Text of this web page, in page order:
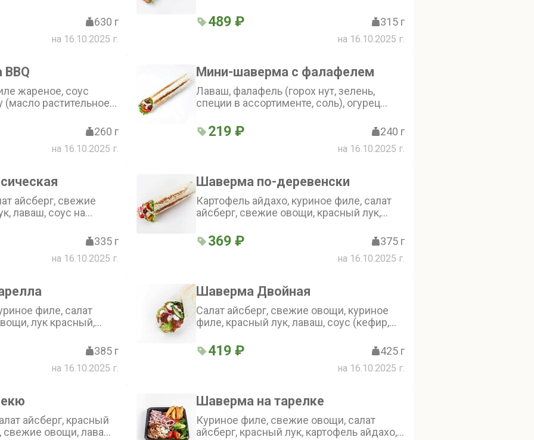
соль поваренная
молотый), соус
томатная, кетчуп,
салат на тарелку
свежий, капуста
Коул слоу (капуста
капуста
свежая,
зернистая, соль
сахар белый),
перец соленый
630 г
на 16.10.2025 г.
загустители и стабилизаторы), соус
Коктейльный (вода питьевая, масло
подсолнечное, сахар, соевый соус, масло
ароматизаторы, специи), огурцы свежие,
томат свежий, капуста китайская свежая
489 ₽ 315 г
на 16.10.2025 г.
жареное, соус
растительное
соль поваренная
молотый), огурец
салат микс
картофель фри
(картофель фри,
поваренная
свежий
260 г
на 16.10.2025 г.
Мини-шаверма с фалафелем
Лаваш, фалафель (горох нут, зелень,
специи в ассортименте, соль), огурец
свежая, морковь по-корейски, соус на
выбор: соус красный аджика (томат
паста, томат свежий, чеснок свежий,
томатный, перец черный молотый), соус
белый на шаверму (масло растительное
рафинированное, кефир, меланж яичный,
сок лимона, чеснок, соль поваренная
пищевая, перец черный молотый)
219 ₽ 240 г
на 16.10.2025 г.
айсберг, свежие
лаваш, соус на
335 г
на 16.10.2025 г.
Шаверма по-деревенски
Картофель айдахо, куриное филе, салат
айсберг, свежие овощи, красный лук,
369 ₽ 375 г
на 16.10.2025 г.
филе, салат
лук красный,
385 г
на 16.10.2025 г.
Шаверма Двойная
Салат айсберг, свежие овощи, куриное
филе, красный лук, лаваш, соус (кефир,
419 ₽ 425 г
на 16.10.2025 г.
айсберг, красный
свежие овощи, лаваш,
Шаверма на тарелке
Куриное филе, свежие овощи, салат
айсберг, красный лук, картофель айдахо,